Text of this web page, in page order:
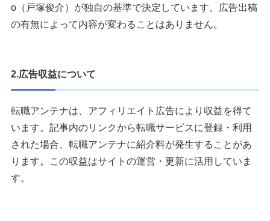
o（戸塚俊介）が独自の基準で決定しています。広告出稿
の有無によって内容が変わることはありません。
2.広告収益について
転職アンテナは、アフィリエイト広告により収益を得て
います。記事内のリンクから転職サービスに登録・利用
された場合、転職アンテナに紹介料が発生することがあ
ります。この収益はサイトの運営・更新に活用していま
す。